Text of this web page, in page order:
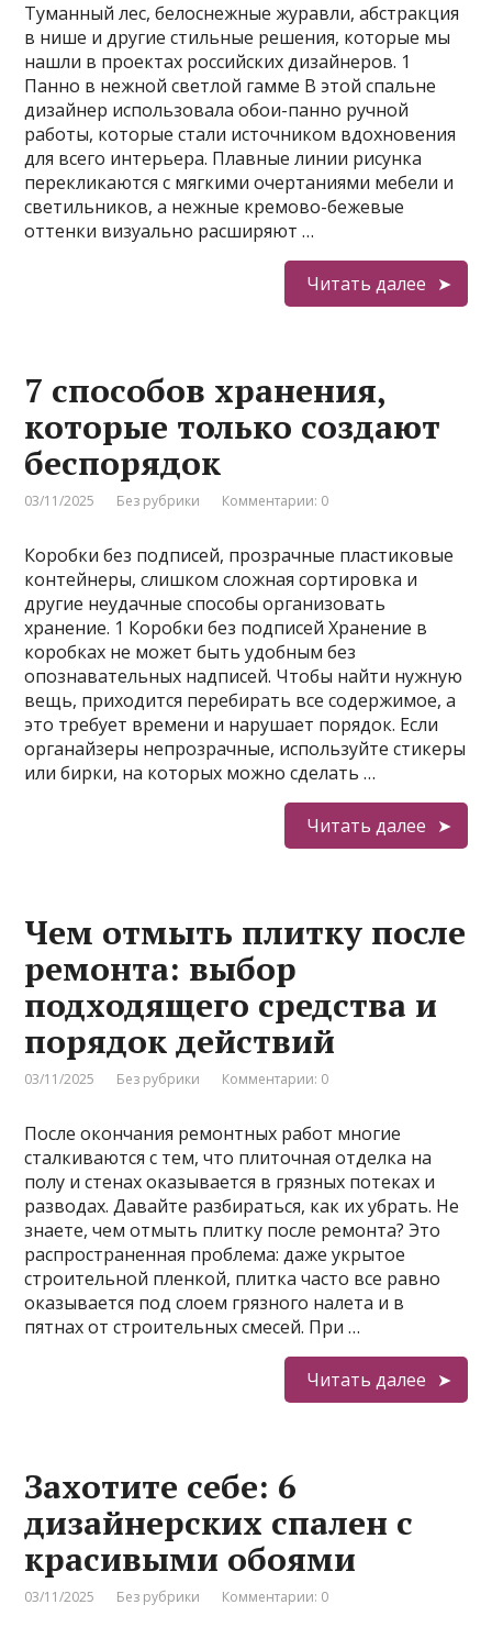
Туманный лес, белоснежные журавли, абстракция
в нише и другие стильные решения, которые мы
нашли в проектах российских дизайнеров. 1
Панно в нежной светлой гамме В этой спальне
дизайнер использовала обои-панно ручной
работы, которые стали источником вдохновения
для всего интерьера. Плавные линии рисунка
перекликаются с мягкими очертаниями мебели и
светильников, а нежные кремово-бежевые
оттенки визуально расширяют …
Читать далее
7 способов хранения,
которые только создают
беспорядок
03/11/2025 Без рубрики Комментарии: 0
Коробки без подписей, прозрачные пластиковые
контейнеры, слишком сложная сортировка и
другие неудачные способы организовать
хранение. 1 Коробки без подписей Хранение в
коробках не может быть удобным без
опознавательных надписей. Чтобы найти нужную
вещь, приходится перебирать все содержимое, а
это требует времени и нарушает порядок. Если
органайзеры непрозрачные, используйте стикеры
или бирки, на которых можно сделать …
Читать далее
Чем отмыть плитку после
ремонта: выбор
подходящего средства и
порядок действий
03/11/2025 Без рубрики Комментарии: 0
После окончания ремонтных работ многие
сталкиваются с тем, что плиточная отделка на
полу и стенах оказывается в грязных потеках и
разводах. Давайте разбираться, как их убрать. Не
знаете, чем отмыть плитку после ремонта? Это
распространенная проблема: даже укрытое
строительной пленкой, плитка часто все равно
оказывается под слоем грязного налета и в
пятнах от строительных смесей. При …
Читать далее
Захотите себе: 6
дизайнерских спален с
красивыми обоями
03/11/2025 Без рубрики Комментарии: 0